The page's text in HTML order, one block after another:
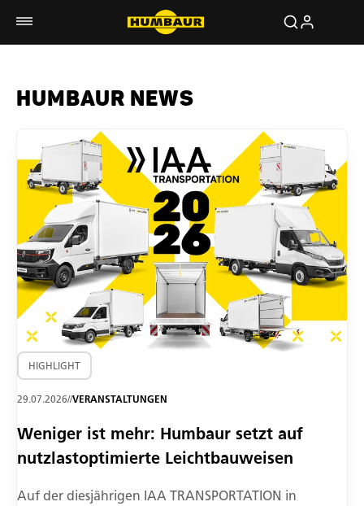
HUMBAUR NEWS
HIGHLIGHT
29.07.2026//VERANSTALTUNGEN
Weniger ist mehr: Humbaur setzt auf
nutzlastoptimierte Leichtbauweisen
Auf der diesjährigen IAA TRANSPORTATION in